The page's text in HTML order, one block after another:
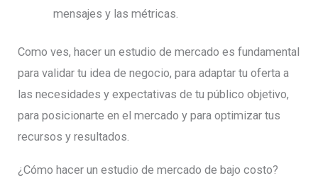
mensajes y las métricas.
Como ves, hacer un estudio de mercado es fundamental
para validar tu idea de negocio, para adaptar tu oferta a
las necesidades y expectativas de tu público objetivo,
para posicionarte en el mercado y para optimizar tus
recursos y resultados.
¿Cómo hacer un estudio de mercado de bajo costo?